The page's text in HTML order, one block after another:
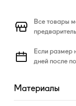
Все товары
Если размер
дней после
Материалы
Развернуть